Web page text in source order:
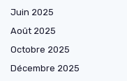
Juin 2025
Août 2025
Octobre 2025
Décembre 2025